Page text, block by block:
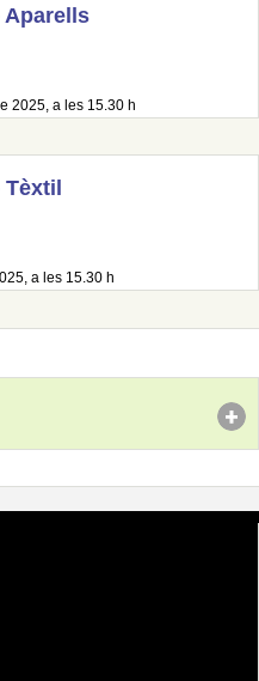
Aparells
2025, a les 15.30 h
a les 15.30 h